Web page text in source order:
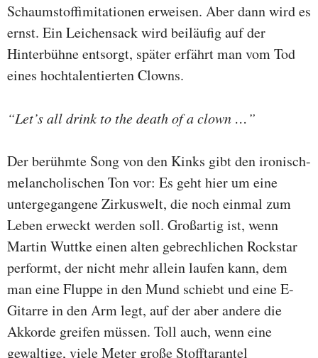
Schaumstoffimitationen erweisen. Aber dann wird es
ernst. Ein Leichensack wird beiläufig auf der
Hinterbühne entsorgt, später erfährt man vom Tod
eines hochtalentierten Clowns.
“Let’s all drink to the death of a clown …”
Der berühmte Song von den Kinks gibt den ironisch-
melancholischen Ton vor: Es geht hier um eine
untergegangene Zirkuswelt, die noch einmal zum
Leben erweckt werden soll. Großartig ist, wenn
Martin Wuttke einen alten gebrechlichen Rockstar
performt, der nicht mehr allein laufen kann, dem
man eine Fluppe in den Mund schiebt und eine E-
Gitarre in den Arm legt, auf der aber andere die
Akkorde greifen müssen. Toll auch, wenn eine
gewaltige, viele Meter große Stofftarantel